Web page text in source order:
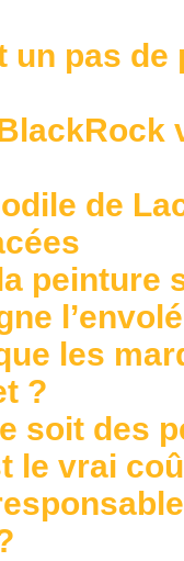
un pas de
de
peinture
les
?
soit des
le vrai